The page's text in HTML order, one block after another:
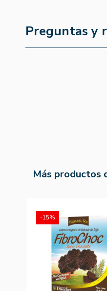
Preguntas y
Más productos
-15%